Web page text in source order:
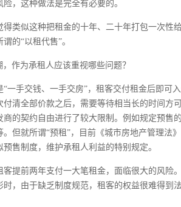
，这种做法是完全有必要的。
类似这种把租金的十年、二十年打包一次性
的“以租代售”。
作为承租人应该重视哪些问题？
一手交钱、一手交房”，租客交付租金后即可
清全部价款之后，需要等待相当长的时间方
的契约自由进行了较大限制。例如规定预售
但就所谓“预租”，目前《城市房地产管理法
售制度，维护承租人利益的特别规定。
提前两年支付一大笔租金，面临很大的风险
，由于缺乏制度规范，租客的权益很难得到